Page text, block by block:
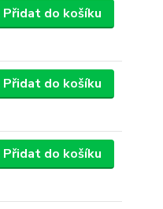
Přidat do košíku
Přidat do košíku
Přidat do košíku